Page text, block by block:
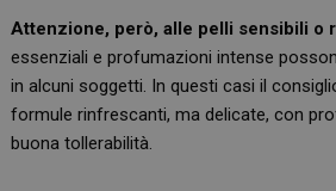
Attenzione, però, alle pelli sensibili o
essenziali e profumazioni intense
in alcuni soggetti. In questi casi il
formule rinfrescanti, ma delicate, con
buona tollerabilità.